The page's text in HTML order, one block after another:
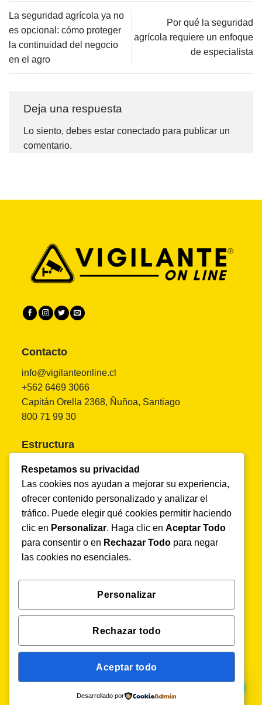
La seguridad agrícola ya no
es opcional: cómo proteger
la continuidad del negocio
en el agro
Por qué la seguridad
agrícola requiere un enfoque
de especialista
Deja una respuesta
Lo siento, debes estar conectado para publicar un
comentario.
Contacto
info@vigilanteonline.cl
+562 6469 3066
Capitán Orella 2368, Ñuñoa, Santiago
800 71 99 30
Estructura
Inicio
Nosotros
Soluciones
Productos
Agenda una demo
Blog
Trabaja con nosotros
Demo sin costo
Televigilancia Agrícola especializada y eficiente.
Solicita tu DEMO aquí.
Solicita tu demo gratis
Copyright 2026 ©Vigilante On Line| Powered by
Respetamos su privacidad
Las cookies nos ayudan a mejorar su experiencia,
ofrecer contenido personalizado y analizar el
tráfico. Puede elegir qué cookies permitir haciendo
clic en Personalizar. Haga clic en Aceptar Todo
para consentir o en Rechazar Todo para negar
las cookies no esenciales.
Personalizar
Rechazar todo
Aceptar todo
Desarrollado por